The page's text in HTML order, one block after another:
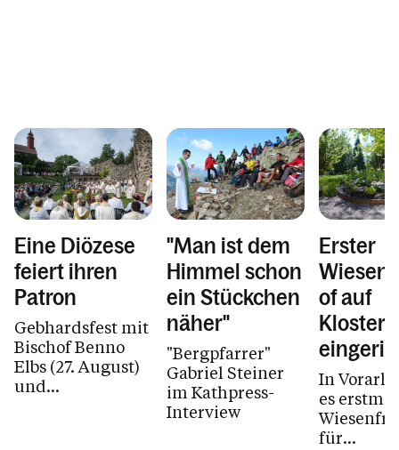
Eine Diözese
feiert ihren
Patron
Gebhardsfest mit
Bischof Benno
Elbs (27. August)
und
"Man ist dem
Himmel schon
ein Stückchen
näher"
"Bergpfarrer"
Gabriel Steiner
im Kathpress-
Interview
Erster
of auf
In
es
für